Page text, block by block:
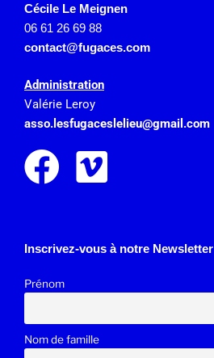
Cécile Le Meignen
06 61 26 69 88
contact@fugaces.com
Administration
Valérie Leroy
asso.lesfugaceslelieu@gmail.com
Inscrivez-vous à notre Newsletter
Prénom
Nom de famille